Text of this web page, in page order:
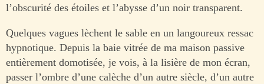
l’obscurité des étoiles et l’abysse d’un noir transparent.
Quelques vagues lèchent le sable en un langoureux ressac
hypnotique. Depuis la baie vitrée de ma maison passive
entièrement domotisée, je vois, à la lisière de mon écran,
passer l’ombre d’une calèche d’un autre siècle, d’un autre